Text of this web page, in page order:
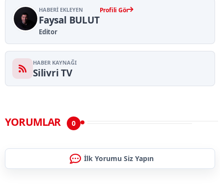
HABERI EKLEYEN
Faysal BULUT
Editor
Profili Gör
HABER KAYNAĞI
Silivri TV
YORUMLAR 0
İlk Yorumu Siz Yapın